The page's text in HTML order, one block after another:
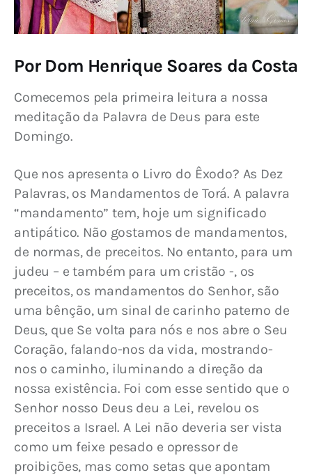
Por Dom Henrique Soares da Costa
Comecemos pela primeira leitura a nossa
meditação da Palavra de Deus para este
Domingo.
Que nos apresenta o Livro do Êxodo? As Dez
Palavras, os Mandamentos de Torá. A palavra
“mandamento” tem, hoje um significado
antipático. Não gostamos de mandamentos,
de normas, de preceitos. No entanto, para um
judeu – e também para um cristão -, os
preceitos, os mandamentos do Senhor, são
uma bênção, um sinal de carinho paterno de
Deus, que Se volta para nós e nos abre o Seu
Coração, falando-nos da vida, mostrando-
nos o caminho, iluminando a direção da
nossa existência. Foi com esse sentido que o
Senhor nosso Deus deu a Lei, revelou os
preceitos a Israel. A Lei não deveria ser vista
como um feixe pesado e opressor de
proibições, mas como setas que apontam